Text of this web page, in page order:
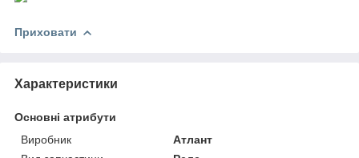
Приховати
Характеристики
Основні атрибути
Виробник
Атлант